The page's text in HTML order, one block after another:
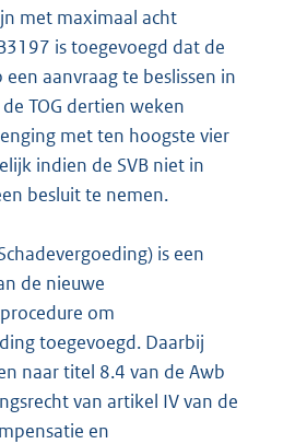
met maximaal acht
is toegevoegd dat de
aanvraag te beslissen in
TOG dertien weken
met ten hoogste vier
indien de SVB niet in
besluit te nemen.
is een
de nieuwe
om
toegevoegd. Daarbij
naar titel 8.4 van de Awb
van artikel IV van de
en